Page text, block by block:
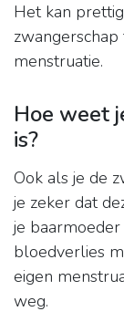
Het kan
menstruatie.
Hoe weet
is?
Ook als je de
je zeker dat
je
bloedverlies
eigen
weg.